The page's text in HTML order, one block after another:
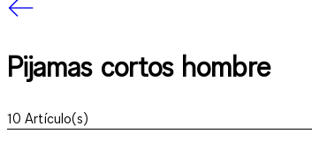
Pijamas cortos hombre
10 Artículo(s)